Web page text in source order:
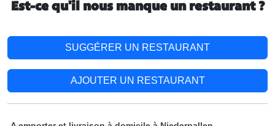
Est-ce qu'il nous manque un restaurant ?
SUGGÉRER UN RESTAURANT
AJOUTER UN RESTAURANT